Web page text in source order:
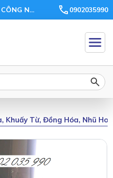
CÔNG TY TNHH THIẾT BỊ VÀ CÔNG NGHỆ CHÂU GIANG 0902035990
Khuấy Từ, Đồng Hóa, Nhũ Hoá